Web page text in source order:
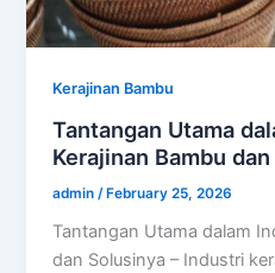
Kerajinan Bambu
Tantangan Utama
Kerajinan Bambu
admin /February 25, 2026
Tantangan Utama dalam
dan Solusinya – Industri